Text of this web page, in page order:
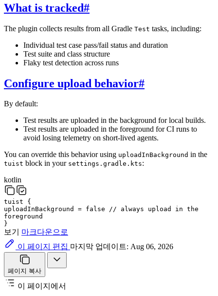
What is tracked#
The plugin collects results from all Gradle Test tasks, including:
Individual test case pass/fail status and duration
Test suite and class structure
Flaky test detection across runs
Configure upload behavior#
By default:
Test results are uploaded in the background for local builds.
Test results are uploaded in the foreground for CI runs to
avoid losing telemetry on short-lived agents.
You can override this behavior using uploadInBackground in the
tuist block in your settings.gradle.kts:
kotlin
tuist
{
uploadInBackground
= false
// always upload in the
foreground
}
보기
마크다운으로
이 페이지 편집 마지막 업데이트: Aug 06, 2026
페이지 복사
이 페이지에서